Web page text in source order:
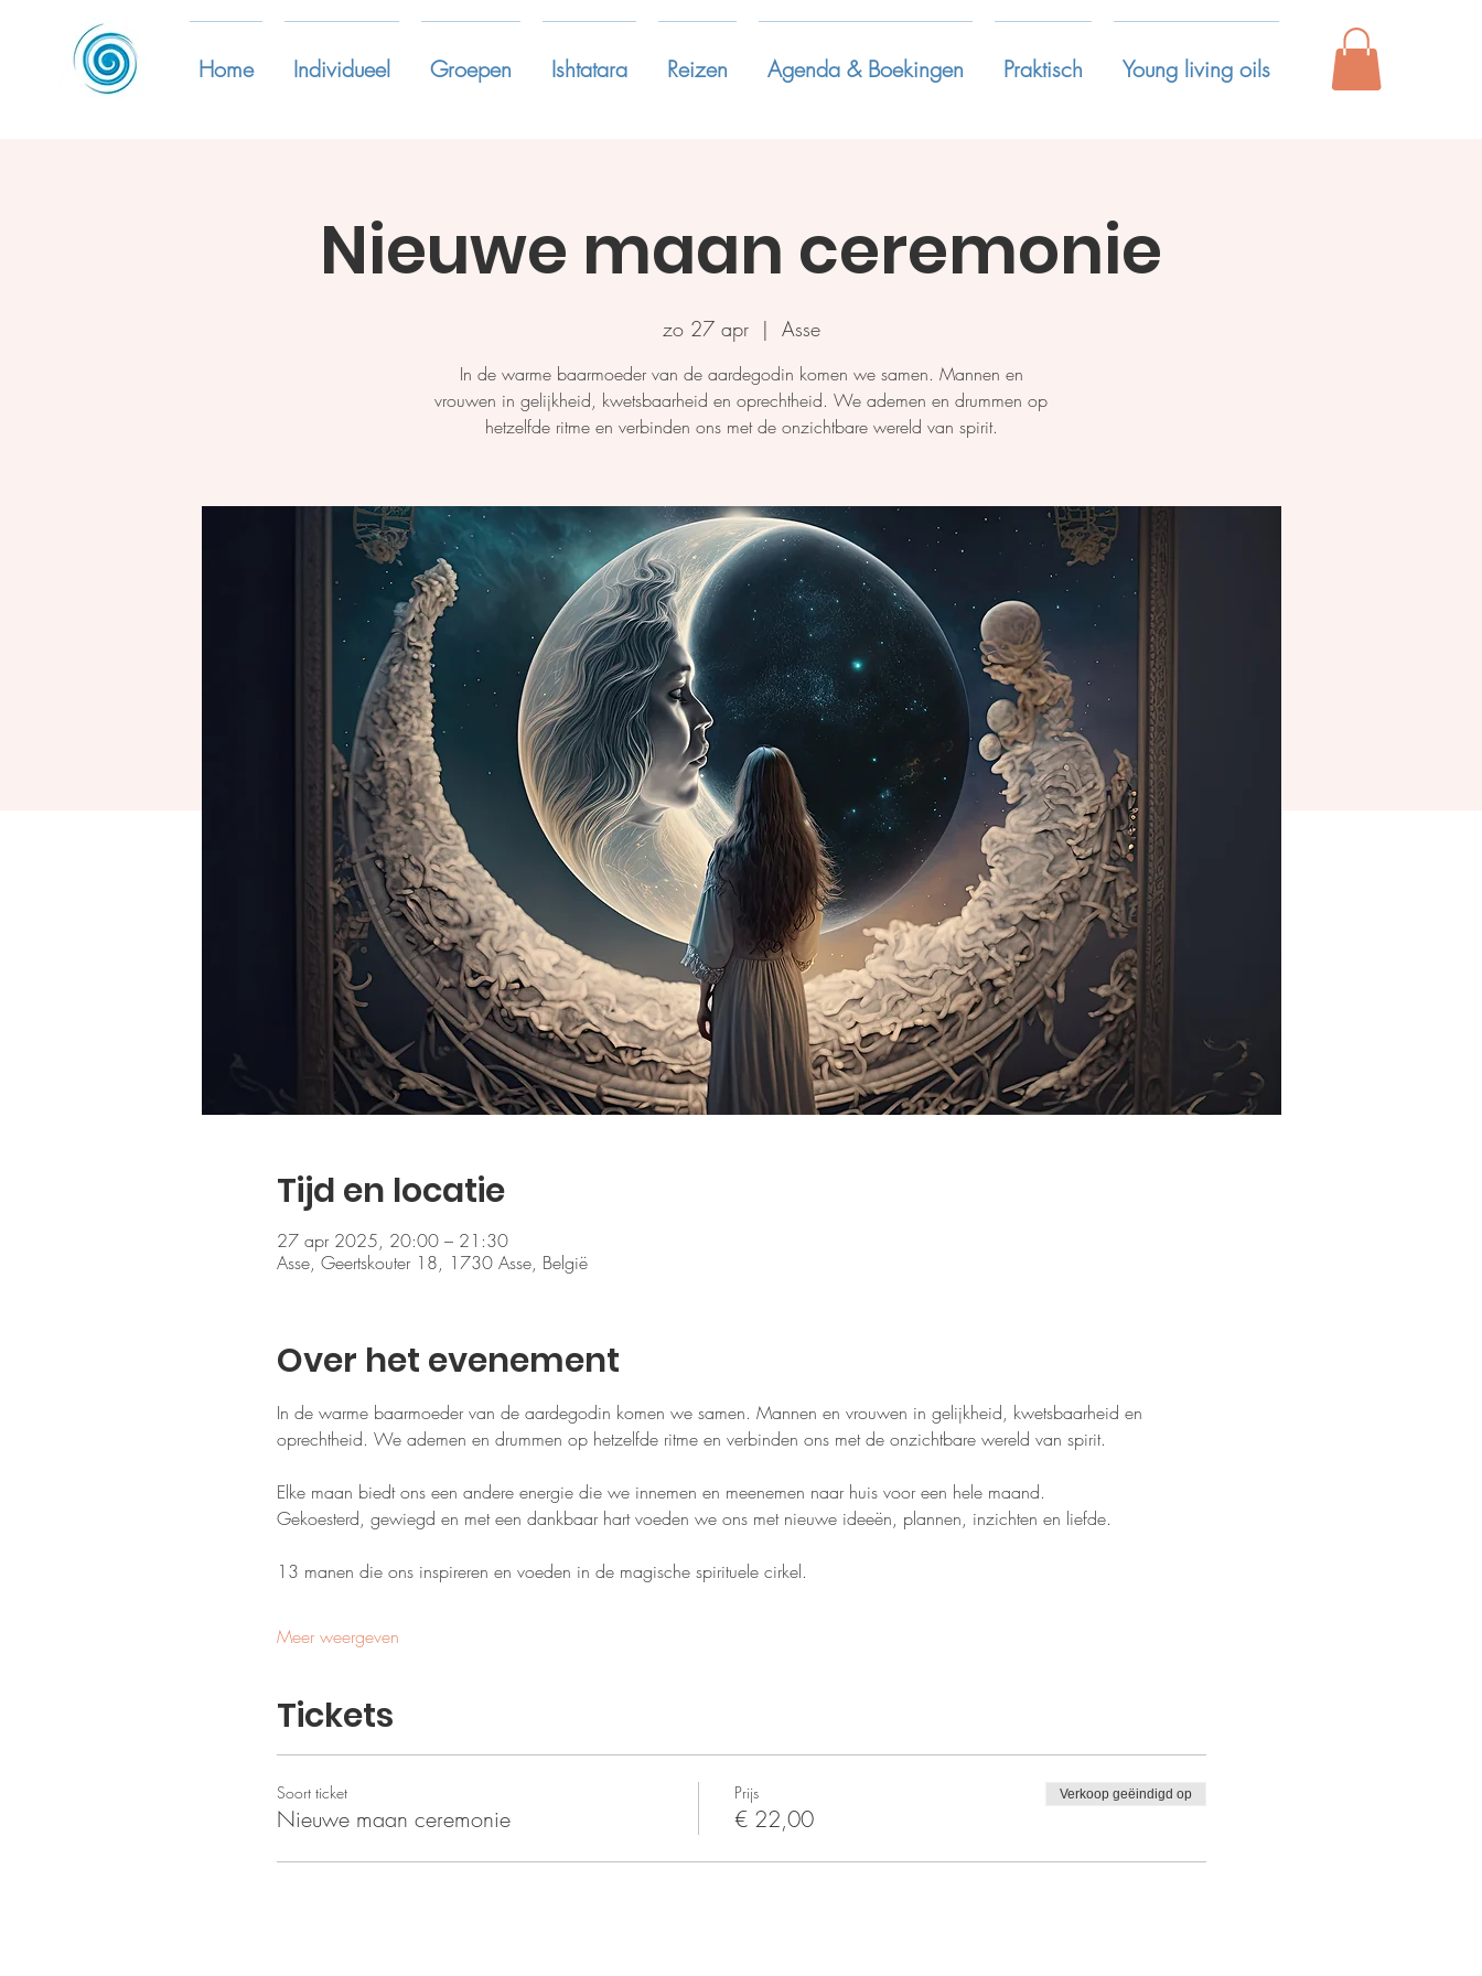
Home Individueel Groepen Ishtatara Reizen Agenda & Boekingen Praktisch Young living oils
Nieuwe maan ceremonie
zo 27 apr
  |
Asse
In de warme baarmoeder van de aardegodin komen we samen. Mannen en
vrouwen in gelijkheid, kwetsbaarheid en oprechtheid. We ademen en drummen op
hetzelfde ritme en verbinden ons met de onzichtbare wereld van spirit.
Tijd en locatie
27 apr 2025, 20:00 – 21:30
Asse, Geertskouter 18, 1730 Asse, België
Over het evenement
In de warme baarmoeder van de aardegodin komen we samen. Mannen en vrouwen in gelijkheid, kwetsbaarheid en
oprechtheid. We ademen en drummen op hetzelfde ritme en verbinden ons met de onzichtbare wereld van spirit.
Elke maan biedt ons een andere energie die we innemen en meenemen naar huis voor een hele maand.
Gekoesterd, gewiegd en met een dankbaar hart voeden we ons met nieuwe ideeën, plannen, inzichten en liefde.
13 manen die ons inspireren en voeden in de magische spirituele cirkel.
Meer weergeven
Tickets
Soort ticket
Nieuwe maan ceremonie
Prijs
€ 22,00
Verkoop geëindigd op